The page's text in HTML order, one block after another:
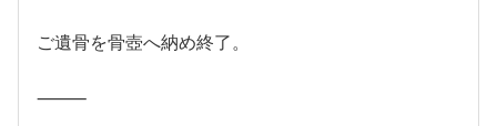
ご遺骨を骨壺へ納め終了。
⸻